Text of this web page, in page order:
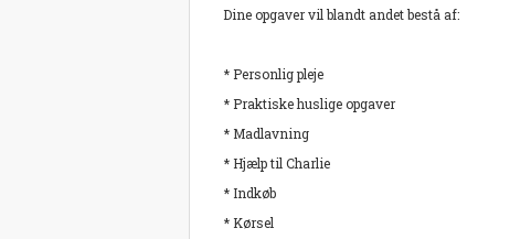
Dine opgaver vil blandt andet bestå af:
* Personlig pleje
* Praktiske huslige opgaver
* Madlavning
* Hjælp til Charlie
* Indkøb
* Kørsel